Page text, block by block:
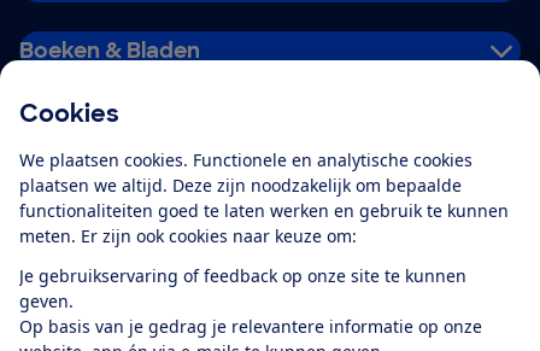
Cookies
We plaatsen cookies. Functionele en analytische cookies
plaatsen we altijd. Deze zijn noodzakelijk om bepaalde
functionaliteiten goed te laten werken en gebruik te kunnen
meten. Er zijn ook cookies naar keuze om:
Je gebruikservaring of feedback op onze site te kunnen
geven.
Op basis van je gedrag je relevantere informatie op onze
Boeken & Bladen
Alles over de
app